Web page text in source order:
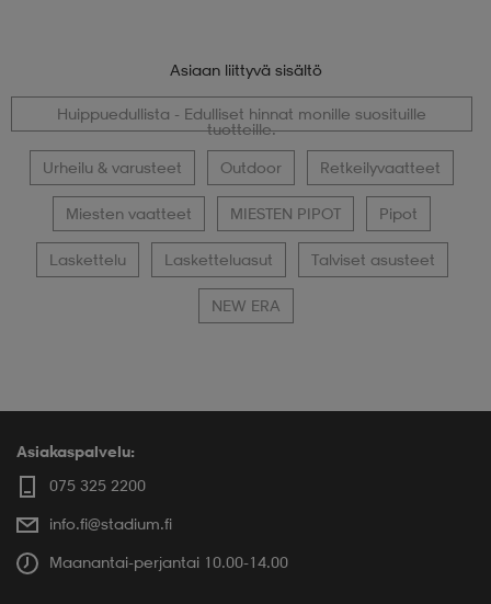
Asiaan liittyvä sisältö
Huippuedullista - Edulliset hinnat monille suosituille
tuotteille.
Urheilu & varusteet Outdoor Retkeilyvaatteet
Miesten vaatteet MIESTEN PIPOT Pipot
Laskettelu Lasketteluasut Talviset asusteet
NEW ERA
Asiakaspalvelu:
075 325 2200
info.fi@stadium.fi
Maanantai-perjantai 10.00-14.00